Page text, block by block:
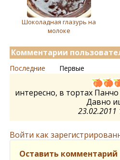
Шоколадная глазурь на
молоке
Комментарии
Последние Первые
интересно, в тортах
Давно
23.02.2011
Войти как
Оставить комментарий